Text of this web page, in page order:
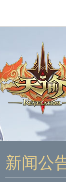
网易游戏
天谕
新闻公